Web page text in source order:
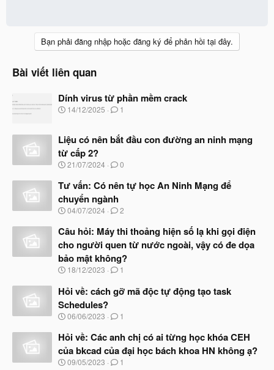
Bạn phải đăng nhập hoặc đăng ký để phản hồi tại đây.
Bài viết liên quan
Dính virus từ phần mềm crack
N
y
b
ắ
t
ầ
u
14/12/2025 1
Liệu có nên bắt đầu con đường an ninh mạng
từ cấp 2?
N
à
b
ắ
đ
ầ
u
21/07/2024 0
Tư vấn: Có nên tự học An Ninh Mạng để
chuyển ngành
N
à
b
ắ
t
ầ
u
04/07/2024 2
Câu hỏi: Máy thi thoảng hiện số lạ khi gọi điện
cho người quen từ nước ngoài, vậy có đe dọa
bảo mật không?
N
à
y
b
ắ
đ
ầ
u
18/12/2023 1
Hỏi về: cách gỡ mã độc tự động tạo task
Schedules?
N
à
b
ắ
06/06/2023 1
Hỏi về: Các anh chị có ai từng học khóa CEH
của bkcad của đại học bách khoa HN không ạ?
N
09/05/2023 1